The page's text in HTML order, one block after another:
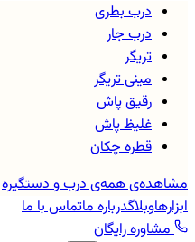
درب بطری
درب جار
تریگر
مینی تریگر
رقیق پاش
غلیظ پاش
قطره چکان
مشاهده‌ی همه‌یدرب و دستگیره
ابزارهاوبلاگدرباره ماتماس با ما
مشاوره رایگان